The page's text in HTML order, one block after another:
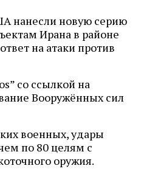
нанесли новую серию
Ирана в районе
на атаки против
со ссылкой на
Вооружённых сил
военных, удары
по 80 целям с
оружия.